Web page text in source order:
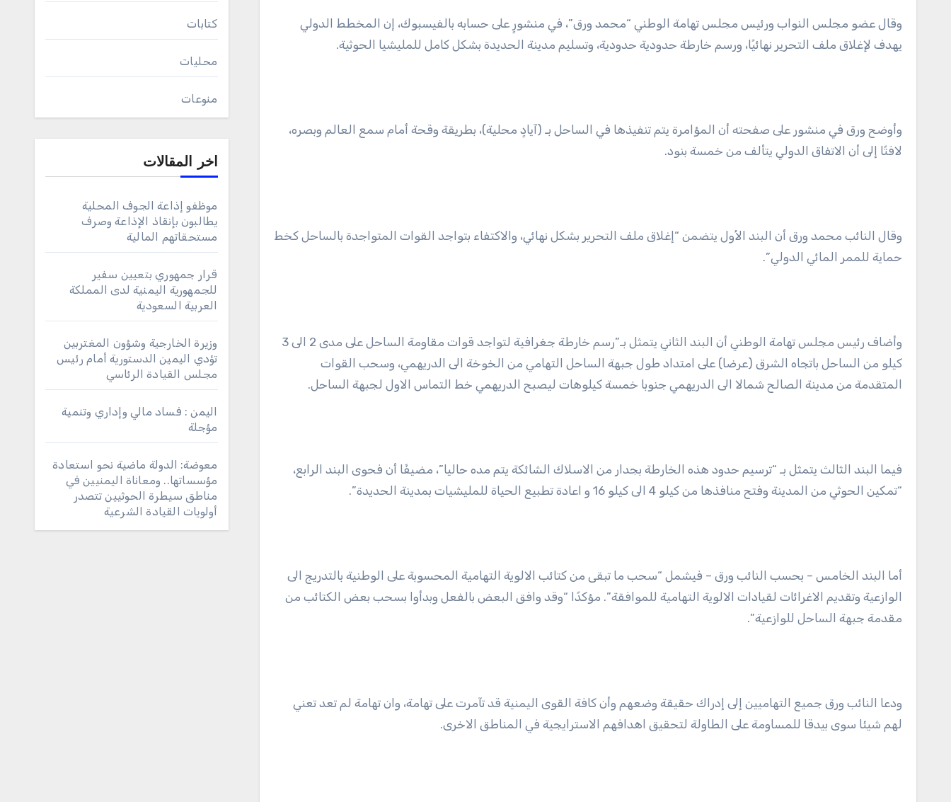
وقال عضو مجلس النواب ورئيس مجلس تهامة الوطني “محمد ورق”، في منشورٍ على حسابه بالفيسبوك، إن المخطط الدولي
يهدف لإغلاق ملف التحرير نهائيًا، ورسم خارطة حدودية حدودية، وتسليم مدينة الحديدة بشكل كامل للمليشيا الحوثية.
وأوضح ورق في منشور على صفحته أن المؤامرة يتم تنفيذها في الساحل بـ (آيادٍ محلية)، بطريقة وقحة أمام سمع العالم وبصره،
لافتًا إلى أن الاتفاق الدولي يتألف من خمسة بنود.
وقال النائب محمد ورق أن البند الأول يتضمن “إغلاق ملف التحرير بشكل نهائي، والاكتفاء بتواجد القوات المتواجدة بالساحل كخط
حماية للممر المائي الدولي”.
وأضاف رئيس مجلس تهامة الوطني أن البند الثاني يتمثل بـ”رسم خارطة جغرافية لتواجد قوات مقاومة الساحل على مدى 2 الى 3
كيلو من الساحل باتجاه الشرق (عرضا) على امتداد طول جبهة الساحل التهامي من الخوخة الى الدريهمي، وسحب القوات
المتقدمة من مدينة الصالح شمالا الى الدريهمي جنوبا خمسة كيلوهات ليصبح الدريهمي خط التماس الاول لجبهة الساحل.
فيما البند الثالث يتمثل بـ “ترسيم حدود هذه الخارطة بجدار من الاسلاك الشائكة يتم مده حاليا”، مضيفًا أن فحوى البند الرابع،
“تمكين الحوثي من المدينة وفتح منافذها من كيلو 4 الى كيلو 16 و اعادة تطبيع الحياة للمليشيات بمدينة الحديدة”.
أما البند الخامس – بحسب النائب ورق – فيشمل “سحب ما تبقى من كتائب الالوية التهامية المحسوبة على الوطنية بالتدريج الى
الوازعية وتقديم الاغرائات لقيادات الالوية التهامية للموافقة”. مؤكدًا “وقد وافق البعض بالفعل وبدأوا بسحب بعض الكتائب من
مقدمة جبهة الساحل للوازعية”.
ودعا النائب ورق جميع التهاميين إلى إدراك حقيقة وضعهم وأن كافة القوى اليمنية قد تآمرت على تهامة، وان تهامة لم تعد تعني
لهم شيئا سوى بيدقا للمساومة على الطاولة لتحقيق اهدافهم الاسترايجية في المناطق الاخرى.
كتابات
محليات
منوعات
اخر المقالات
موظفو إذاعة الجوف المحلية
يطالبون بإنقاذ الإذاعة وصرف
مستحقاتهم المالية
قرار جمهوري بتعيين سفير
للجمهورية اليمنية لدى المملكة
العربية السعودية
وزيرة الخارجية وشؤون المغتربين
تؤدي اليمين الدستورية أمام رئيس
مجلس القيادة الرئاسي
اليمن : فساد مالي وإداري وتنمية
مؤجلة
معوضة: الدولة ماضية نحو استعادة
مؤسساتها.. ومعاناة اليمنيين في
مناطق سيطرة الحوثيين تتصدر
أولويات القيادة الشرعية